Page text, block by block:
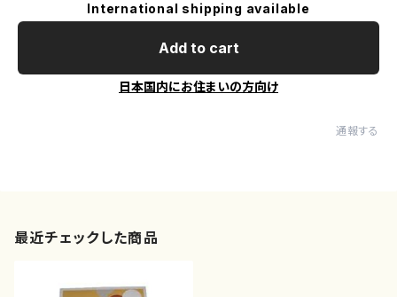
International shipping available
Add to cart
日本国内にお住まいの方向け
通報する
最近チェックした商品